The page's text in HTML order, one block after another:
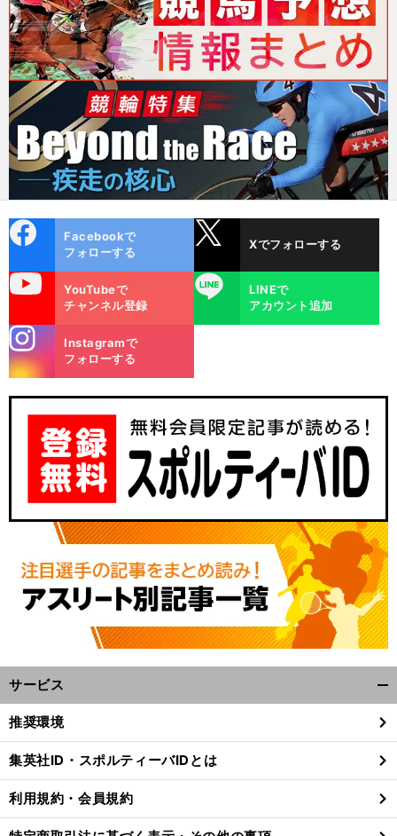
ok
Facebookで
フォローする
Xでフォローする
YouTubeで
チャンネル登録
LINE
LINEで
アカウント追加
m
Instagramで
フォローする
サービス
閉
る
推奨環境
集英社ID・スポルティーバIDとは
利用規約・会員規約